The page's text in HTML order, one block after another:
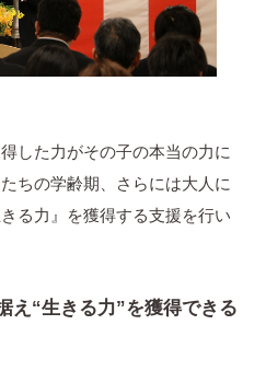
した力がその子の本当の力に
ちの学齢期、さらには大人に
る力』を獲得する支援を行い
え“生きる力”を獲得できる